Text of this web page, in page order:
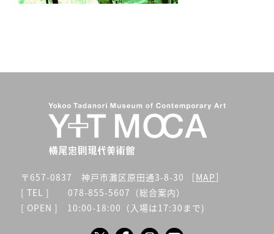
〒657-0837 神戸市灘区原田通3-8-30 ［MAP］
[ TEL ] 078-855-5607（総合案内）
[ OPEN ] 10:00-18:00（入場は17:30まで)